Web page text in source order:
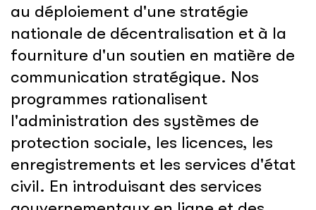
au déploiement d'une stratégie
nationale de décentralisation et à la
fourniture d'un soutien en matière de
communication stratégique. Nos
programmes rationalisent
l'administration des systèmes de
protection sociale, les licences, les
enregistrements et les services d'état
civil. En introduisant des services